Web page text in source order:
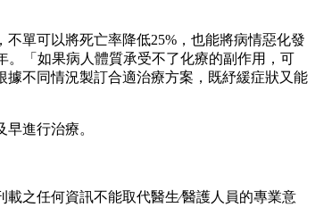
單可以將死亡率降低25%，也能將病情惡化發
。「如果病人體質承受不了化療的副作用，可
不同情況製訂合適治療方案，既紓緩症狀又能
進行治療。
之任何資訊不能取代醫生∕醫護人員的專業意